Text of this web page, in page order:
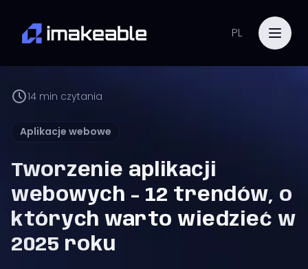
PL
14 min czytania
Aplikacje webowe
Tworzenie aplikacji
webowych - 12 trendów, o
których warto wiedzieć w
2025 roku